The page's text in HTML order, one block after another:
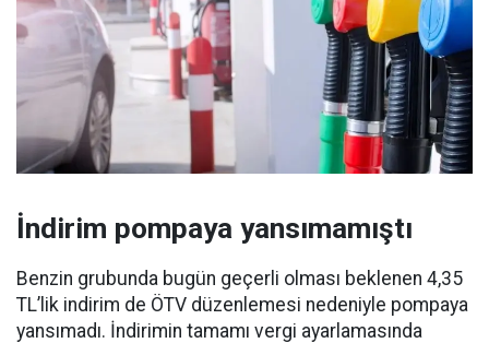
İndirim pompaya yansımamıştı
Benzin grubunda bugün geçerli olması beklenen 4,35
TL’lik indirim de ÖTV düzenlemesi nedeniyle pompaya
yansımadı. İndirimin tamamı vergi ayarlamasında